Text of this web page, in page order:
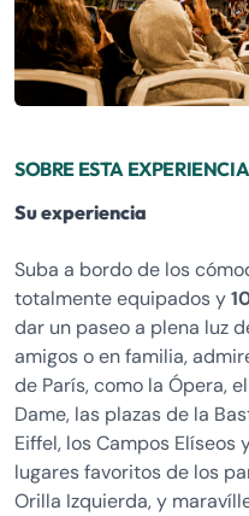
SOBRE ESTA EXPERIENCIA
Su experiencia
Suba a bordo de los
totalmente equipados y
dar un paseo a plena luz
amigos o en familia,
de París, como la Ópera,
Dame, las plazas de la
Eiffel, los Campos Elíseos
lugares favoritos de los
Orilla Izquierda, y